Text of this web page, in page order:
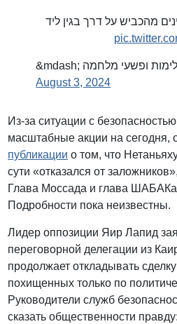
מהכביש על דרך בגין ליד
August 3, 2024
Из-за ситуации с
масштабные акции на сегодня,
публикации о том, что
сути «отказался от
Глава Моссада и глава ШАБАКа
Подробности пока неизвестны.
Лидер оппозиции Яир Лапид
переговорной делегации из
продолжает откладывать
похищенных только по
Руководители служб
сказать общественности